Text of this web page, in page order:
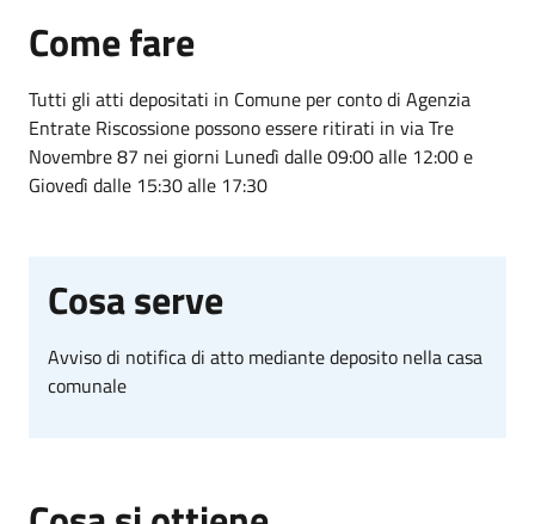
Come fare
Tutti gli atti depositati in Comune per conto di Agenzia
Entrate Riscossione possono essere ritirati in via Tre
Novembre 87 nei giorni Lunedì dalle 09:00 alle 12:00 e
Giovedì dalle 15:30 alle 17:30
Cosa serve
Avviso di notifica di atto mediante deposito nella casa
comunale